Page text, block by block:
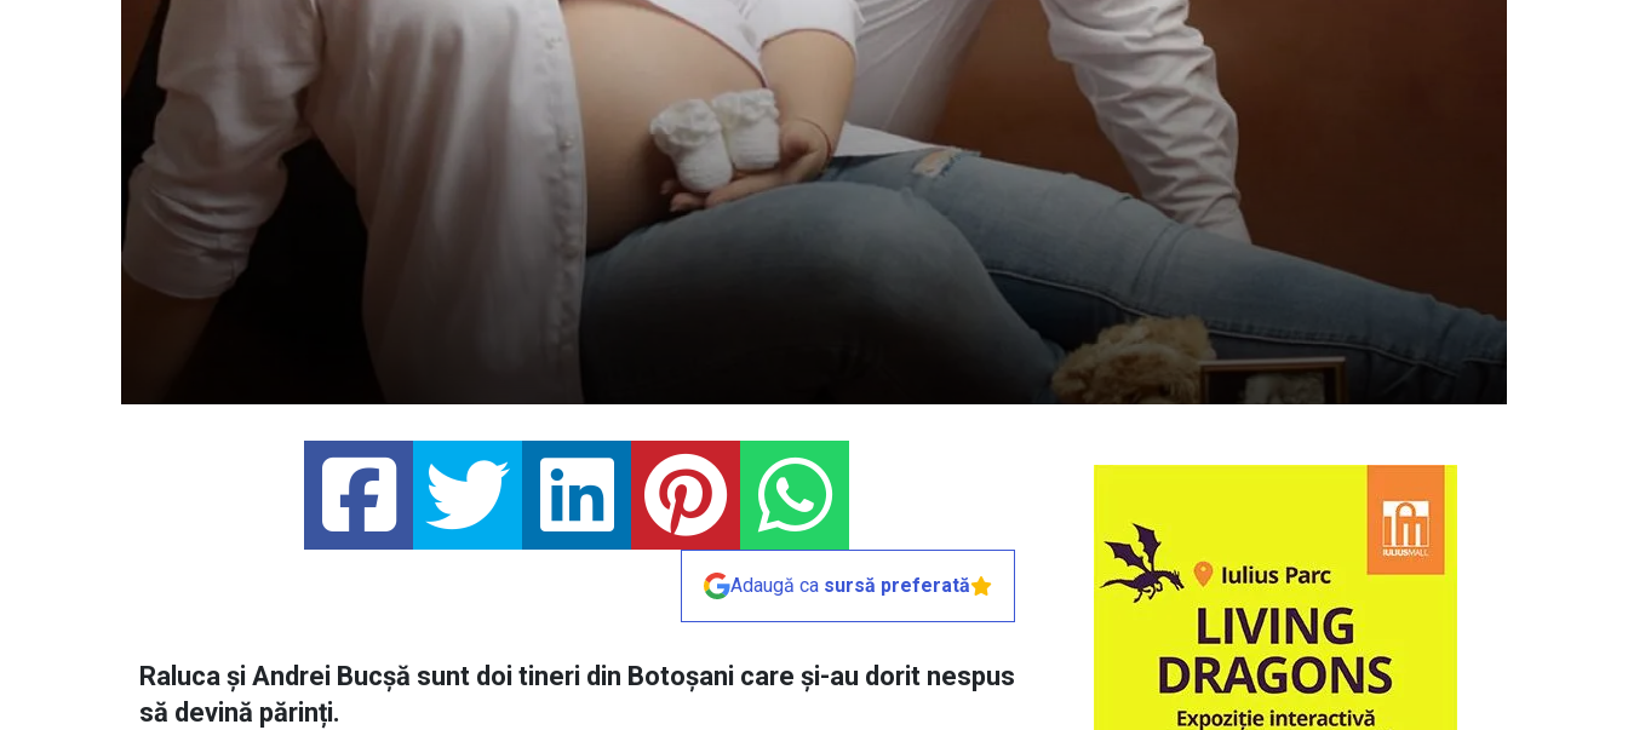
Adaugă ca sursă preferată
Raluca și Andrei Bucșă sunt doi tineri din Botoșani care și-au dorit nespus
să devină părinți.